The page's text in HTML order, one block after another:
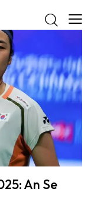
An Se